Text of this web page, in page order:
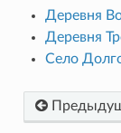
Деревня
Деревня
Село